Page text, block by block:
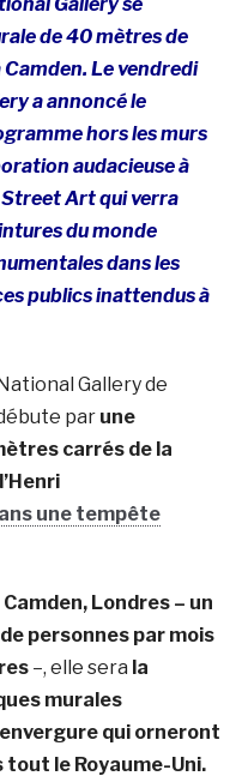
de 40 mètres de
Le vendredi
a annoncé le
hors les murs
audacieuse à
Street Art qui verra
du monde
dans les
publics inattendus à
Gallery de
par une
carrés de la
une tempête
Londres – un
personnes par mois
–, elle sera la
murales
qui orneront
le Royaume-Uni.